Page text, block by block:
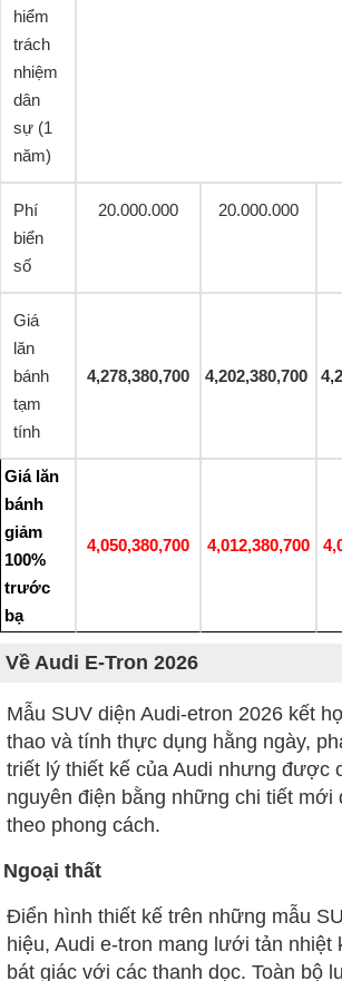
hiểm
trách
nhiệm
dân
sự (1
năm)
Phí
biển
số
20.000.000 20.000.000
Giá
lăn
bánh
tạm
tính
4,278,380,700 4,202,380,700
Giá lăn
bánh
giảm
100%
trước
bạ
4,050,380,700 4,012,380,700
Về Audi E-Tron 2026
Mẫu SUV diện Audi-etron 2026 kết
thao và tính thực dụng hằng ngày,
triết lý thiết kế của Audi nhưng được
nguyên điện bằng những chi tiết
theo phong cách.
Ngoại thất
Điển hình thiết kế trên những mẫu
hiệu, Audi e-tron mang lưới tản nhiệt
bát giác với các thanh dọc. Toàn bộ